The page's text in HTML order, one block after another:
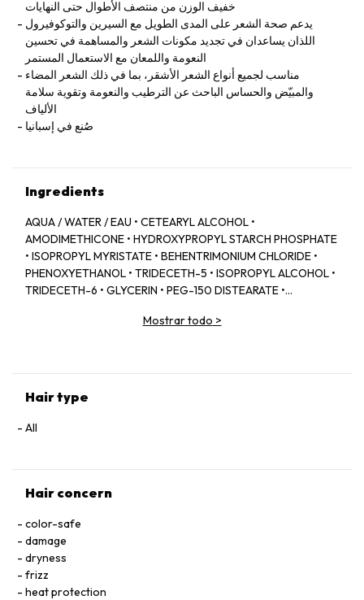
خفيف الوزن من منتصف الأطوال حتى النهايات
يدعم صحة الشعر على المدى الطويل مع السيرين والتوكوفيرول
اللذان يساعدان في تجديد مكونات الشعر والمساهمة في تحسين
النعومة واللمعان مع الاستعمال المستمر
مناسب لجميع أنواع الشعر الأشقر، بما في ذلك الشعر المضاء
والمبيّض والحساس الباحث عن الترطيب والنعومة وتقوية سلامة
الألياف
صُنع في إسبانيا
Ingredients
AQUA / WATER / EAU • CETEARYL ALCOHOL •
AMODIMETHICONE • HYDROXYPROPYL STARCH PHOSPHATE
• ISOPROPYL MYRISTATE • BEHENTRIMONIUM CHLORIDE •
PHENOXYETHANOL • TRIDECETH-5 • ISOPROPYL ALCOHOL •
TRIDECETH-6 • GLYCERIN • PEG-150 DISTEARATE •
CETRIMONIUM CHLORIDE • CITRIC ACID • SODIUM
EXTRACT / MALLOW FLOWER EXTRACT • SODIUM BENZOATE
Mostrar todo >
Hair type
All
Hair concern
color-safe
damage
dryness
frizz
heat protection